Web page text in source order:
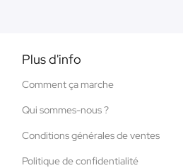
Plus d'info
Comment ça marche
Qui sommes-nous ?
Conditions générales de ventes
Politique de confidentialité